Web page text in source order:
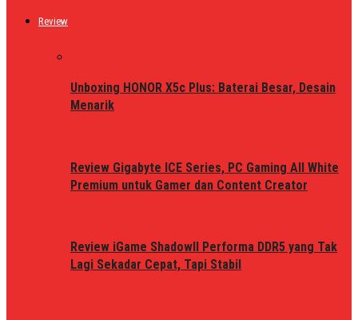
Review
Unboxing HONOR X5c Plus: Baterai Besar, Desain
Menarik
Review Gigabyte ICE Series, PC Gaming All White
Premium untuk Gamer dan Content Creator
Review iGame ShadowII Performa DDR5 yang Tak
Lagi Sekadar Cepat, Tapi Stabil